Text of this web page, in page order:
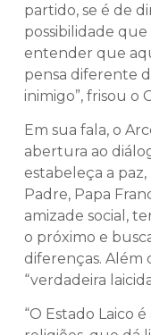
partido, se é de
possibilidade
entender que
pensa diferente
inimigo”, frisou o
Em sua fala, o
abertura ao
estabeleça a
Padre, Papa
amizade social,
o próximo e
diferenças. Além
“verdadeira
“O Estado Laico